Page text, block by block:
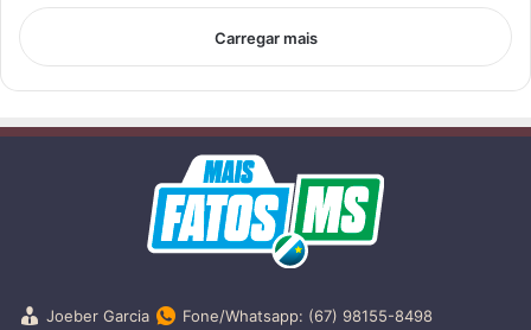
Carregar mais
Joeber Garcia
Fone/Whatsapp: (67) 98155-8498